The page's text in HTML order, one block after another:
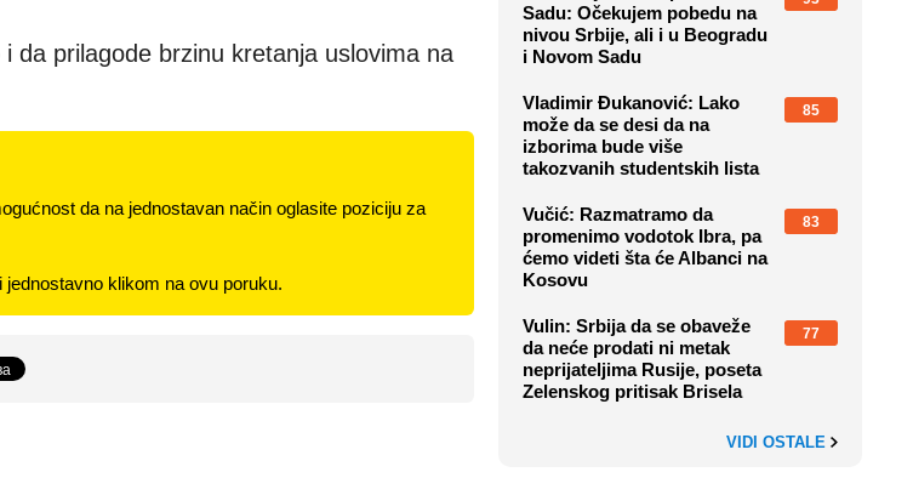
da prilagode brzinu kretanja uslovima na
da na jednostavan način oglasite poziciju za
klikom na ovu poruku.
Sadu: Očekujem pobedu na
nivou Srbije, ali i u Beogradu
i Novom Sadu
Vladimir Đukanović: Lako
može da se desi da na
izborima bude više
takozvanih studentskih lista
85
Vučić: Razmatramo da
promenimo vodotok Ibra, pa
ćemo videti šta će Albanci na
Kosovu
83
Vulin: Srbija da se obaveže
da neće prodati ni metak
neprijateljima Rusije, poseta
Zelenskog pritisak Brisela
77
VIDI OSTALE